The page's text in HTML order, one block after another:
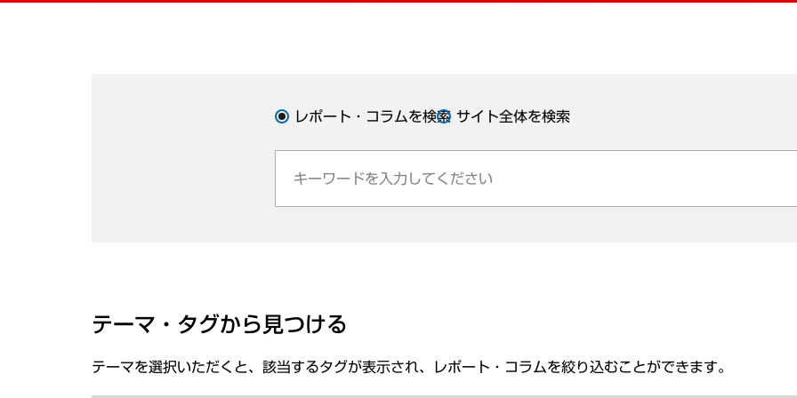
レポート・コラムを検索 サイト全体を検索
テーマ・タグから見つける
テーマを選択いただくと、該当するタグが表示され、レポート・コラムを絞り込むことができます。